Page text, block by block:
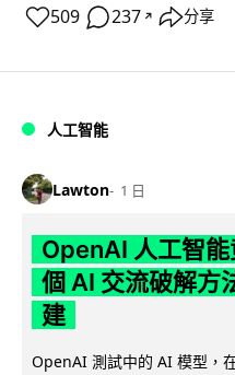
509 237 ↗ 分享
人工智能
Lawton 1 日
OpenAI 人工智
個 AI 交流破解方
建
OpenAI 測試中的 AI 模型，